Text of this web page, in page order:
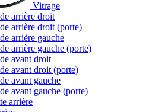
Vitrage
arrière droit
arrière droit (porte)
arrière gauche
arrière gauche (porte)
avant droit
avant droit (porte)
avant gauche
avant gauche (porte)
arrière